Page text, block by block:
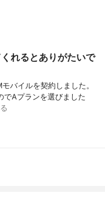
れるとありがたいで
バイルを契約しました。
でAプランを選びました